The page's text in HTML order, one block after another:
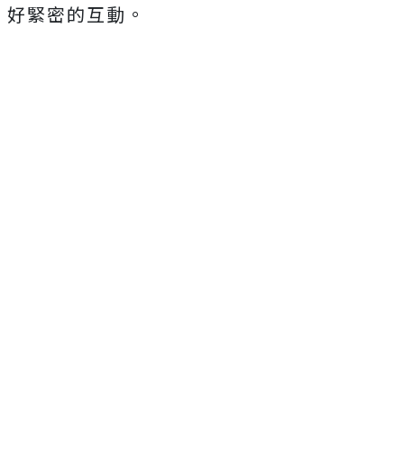
好緊密的互動。